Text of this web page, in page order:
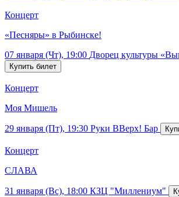
Концерт
«Песняры» в Рыбинске!
07 января (Чт), 19:00 Дворец культуры
Концерт
Моя Мишель
29 января (Пт), 19:30 Руки ВВерх! Бар
Концерт
СЛАВА
31 января (Вс), 18:00 КЗЦ "Миллениум"